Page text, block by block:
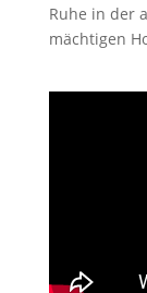
Ruhe in der
mächtigen